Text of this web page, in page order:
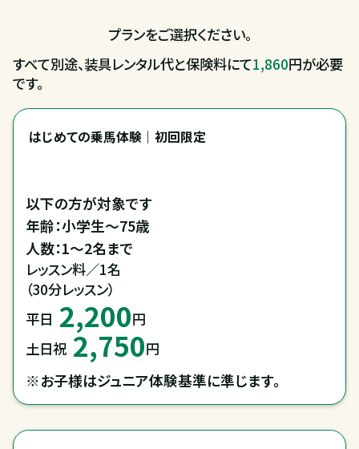
プランをご選択ください。
すべて別途、装具レンタル代と保険料にて1,860円が必要
です。
はじめての乗馬体験｜初回限定
以下の方が対象です
年齢：小学生～75歳
レッスン料／1名
（30分レッスン）
平日 2,200円
土日祝 2,750円
※お子様はジュニア体験基準に準じます。